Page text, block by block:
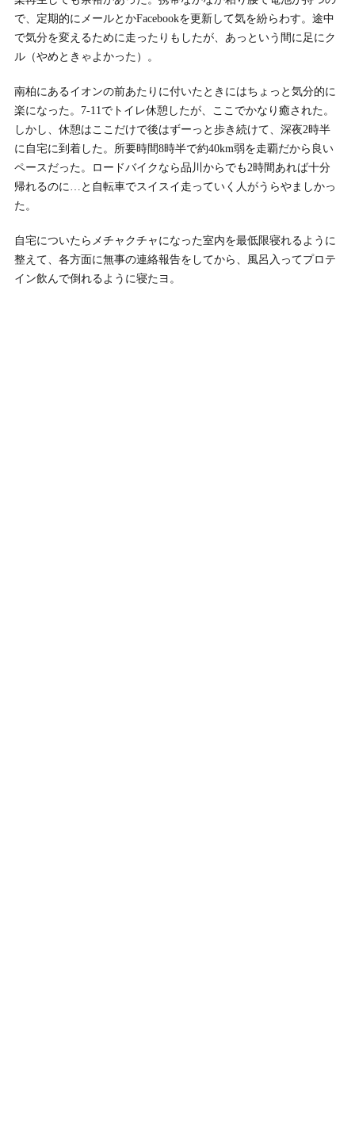
で、定期的にメールとかFacebookを更新して気を紛らわす。途中
で気分を変えるために走ったりもしたが、あっという間に足にク
ル（やめときゃよかった）。
南柏にあるイオンの前あたりに付いたときにはちょっと気分的に
楽になった。7-11でトイレ休憩したが、ここでかなり癒された。
しかし、休憩はここだけで後はずーっと歩き続けて、深夜2時半
に自宅に到着した。所要時間8時半で約40km弱を走覇だから良い
ペースだった。ロードバイクなら品川からでも2時間あれば十分
帰れるのに…と自転車でスイスイ走っていく人がうらやましかっ
た。
自宅についたらメチャクチャになった室内を最低限寝れるように
整えて、各方面に無事の連絡報告をしてから、風呂入ってプロテ
イン飲んで倒れるように寝たヨ。